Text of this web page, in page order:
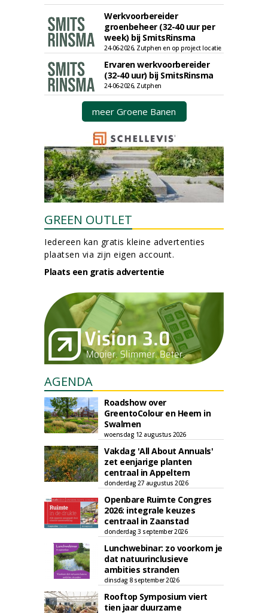
Werkvoorbereider
groenbeheer (32-40 uur per
week) bij SmitsRinsma
24-06-2026, Zutphen en op project locatie
Ervaren werkvoorbereider
(32-40 uur) bij SmitsRinsma
24-06-2026, Zutphen
meer Groene Banen
GREEN OUTLET
Iedereen kan gratis kleine advertenties
plaatsen via zijn eigen account.
Plaats een gratis advertentie
AGENDA
Roadshow over
GreentoColour en Heem in
Swalmen
woensdag 12 augustus 2026
Vakdag 'All About Annuals'
zet eenjarige planten
centraal in Appeltern
donderdag 27 augustus 2026
Openbare Ruimte Congres
2026: integrale keuzes
centraal in Zaanstad
donderdag 3 september 2026
Lunchwebinar: zo voorkom je
dat natuurinclusieve
ambities stranden
dinsdag 8 september 2026
Rooftop Symposium viert
tien jaar duurzame